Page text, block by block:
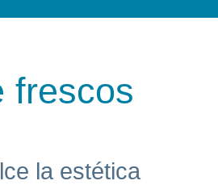
frescos
la estética